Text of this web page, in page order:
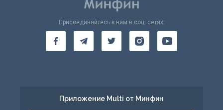
Присоединяйтесь к нам в соц. сетях:
Приложение Multi от Минфин